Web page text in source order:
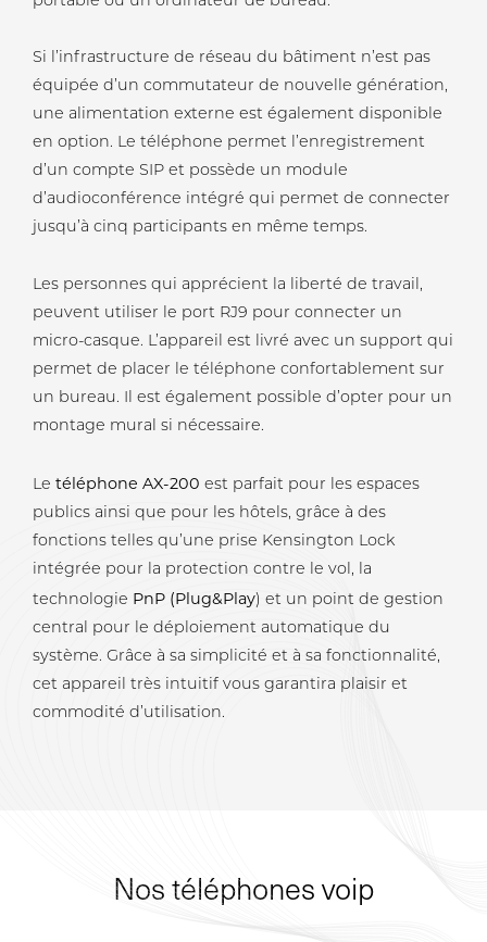
Si l’infrastructure de réseau du bâtiment n’est pas
équipée d’un commutateur de nouvelle génération,
une alimentation externe est également disponible
en option. Le téléphone permet l’enregistrement
d’un compte SIP et possède un module
d’audioconférence intégré qui permet de connecter
jusqu’à cinq participants en même temps.
Les personnes qui apprécient la liberté de travail,
peuvent utiliser le port RJ9 pour connecter un
micro-casque. L’appareil est livré avec un support qui
permet de placer le téléphone confortablement sur
un bureau. Il est également possible d’opter pour un
montage mural si nécessaire.
Le téléphone AX-200 est parfait pour les espaces
publics ainsi que pour les hôtels, grâce à des
fonctions telles qu’une prise Kensington Lock
intégrée pour la protection contre le vol, la
technologie PnP (Plug&Play) et un point de gestion
central pour le déploiement automatique du
système. Grâce à sa simplicité et à sa fonctionnalité,
cet appareil très intuitif vous garantira plaisir et
commodité d’utilisation.
Nos téléphones voip